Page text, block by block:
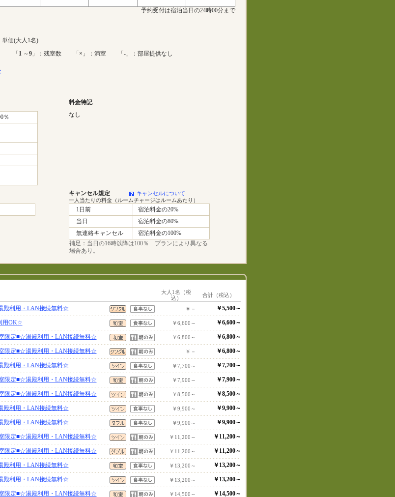
予約受付は宿泊当日の24時00分まで
単価(大人1名)
り 「1 ～9 」：残室数 「× 」：満室 「-」：部屋提供なし
料金特記
％
なし
キャンセル規定
キャンセルについて
一人当たりの料金（ルームチャージはルームあたり）
1日前
宿泊料金の20%
当日
宿泊料金の80%
無連絡キャンセル
宿泊料金の100%
補足：当日の16時以降は100％ プランにより異なる
場合あり。
大人1名（税
込）
合計（税込）
殿利用・LAN接続無料☆ ￥－ ￥5,500～
用OK☆ ￥6,600～ ￥6,600～
限定■☆湯殿利用・LAN接続無料☆ ￥6,800～ ￥6,800～
限定■☆湯殿利用・LAN接続無料☆ ￥－ ￥6,800～
殿利用・LAN接続無料☆ ￥7,700～ ￥7,700～
限定■☆湯殿利用・LAN接続無料☆ ￥7,900～ ￥7,900～
限定■☆湯殿利用・LAN接続無料☆ ￥8,500～ ￥8,500～
殿利用・LAN接続無料☆ ￥9,900～ ￥9,900～
殿利用・LAN接続無料☆ ￥9,900～ ￥9,900～
限定■☆湯殿利用・LAN接続無料☆ ￥11,200～ ￥11,200～
限定■☆湯殿利用・LAN接続無料☆ ￥11,200～ ￥11,200～
殿利用・LAN接続無料☆ ￥13,200～ ￥13,200～
殿利用・LAN接続無料☆ ￥13,200～ ￥13,200～
限定■☆湯殿利用・LAN接続無料☆ ￥14,500～ ￥14,500～